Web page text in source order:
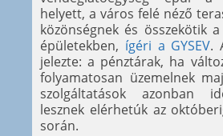
helyett, a város felé néző
közönségnek és összekötik
épületekben, ígéri a GYSEV.
jelezte: a pénztárak, ha
folyamatosan üzemelnek
szolgáltatások azonban
lesznek elérhetúk az
során.